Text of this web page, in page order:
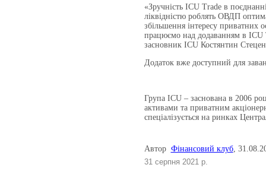
«Зручність ICU Trade в
ліквідністю роблять ОВДП
збільшення інтересу
працюємо над додаванням в ICU
засновник ICU Костянтин
Додаток вже доступний для
Група ICU – заснована в 2006
активами та приватним
спеціалізується на ринках
Автор Фінансовий клуб,
31 серпня 2021 р.